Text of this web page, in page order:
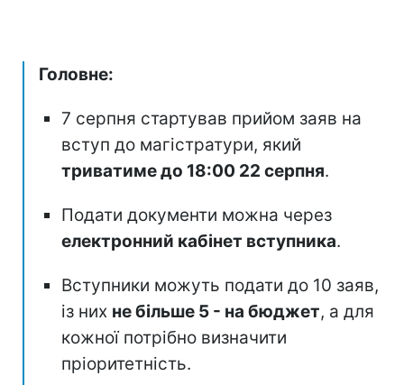
Головне:
7 серпня стартував прийом заяв на
вступ до магістратури, який
триватиме до 18:00 22 серпня.
Подати документи можна через
електронний кабінет вступника.
Вступники можуть подати до 10 заяв,
із них не більше 5 - на бюджет, а для
кожної потрібно визначити
пріоритетність.